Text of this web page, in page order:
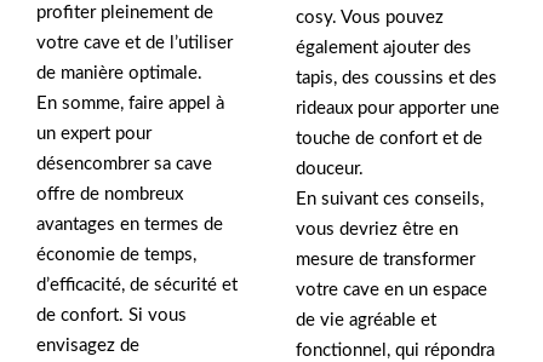
profiter pleinement de
votre cave et de l’utiliser
de manière optimale.
En somme, faire appel à
un expert pour
désencombrer sa cave
offre de nombreux
avantages en termes de
économie de temps,
d’efficacité, de sécurité et
de confort. Si vous
envisagez de
cosy. Vous pouvez
également ajouter des
tapis, des coussins et des
rideaux pour apporter une
touche de confort et de
douceur.
En suivant ces conseils,
vous devriez être en
mesure de transformer
votre cave en un espace
de vie agréable et
fonctionnel, qui répondra